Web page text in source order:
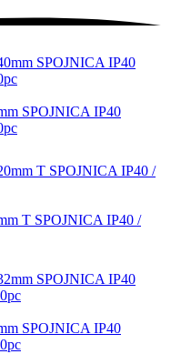
SPOJNICA IP40
T SPOJNICA IP40 /
SPOJNICA IP40